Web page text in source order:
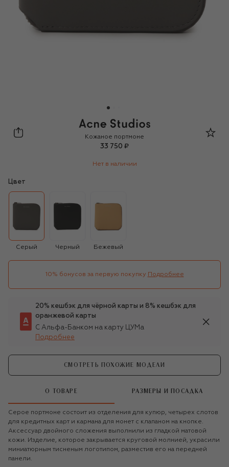
Acne Studios
Кожаное портмоне
33 750 ₽
Нет в наличии
Цвет
Серый Черный Бежевый
10% бонусов за первую покупку Подробнее
20% кешбэк для чёрной карты и 8% кешбэк для
оранжевой карты
С Альфа-Банком на карту ЦУМа
Подробнее
СМОТРЕТЬ ПОХОЖИЕ МОДЕЛИ
О ТОВАРЕ РАЗМЕРЫ И ПОСАДКА
Серое портмоне состоит из отделения для купюр, четырех слотов
для кредитных карт и кармана для монет с клапаном на кнопке.
Аксессуар двойного сложения выполнили из гладкой матовой
кожи. Изделие, которое закрывается круговой молнией, украсили
миниатюрным тисненым логотипом, разместив его на передней
панели.